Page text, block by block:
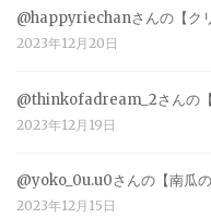
@happyriechanさんの【ク
2023年12月20日
@thinkofadream_2さんの【
2023年12月19日
@yoko_0u.u0さんの【南瓜の
2023年12月15日